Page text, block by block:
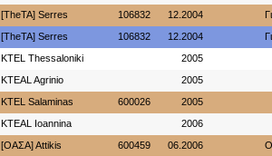
[TheTA] Serres 106832 12.2004
[TheTA] Serres 106832 12.2004
KTEL Thessaloniki 2005
KTEAL Agrinio 2005
KTEL Salaminas 600026 2005
KTEAL Ioannina 2006
[ΟΑΣΑ] Αttikis 600459 06.2006